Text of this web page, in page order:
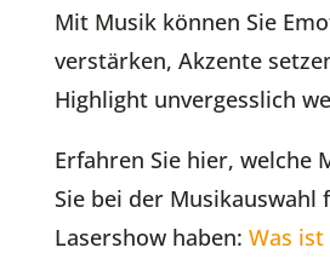
Mit Musik können Sie
verstärken, Akzente
Highlight unvergesslich
Erfahren Sie hier, welche
Sie bei der Musikauswahl
Lasershow haben: Was